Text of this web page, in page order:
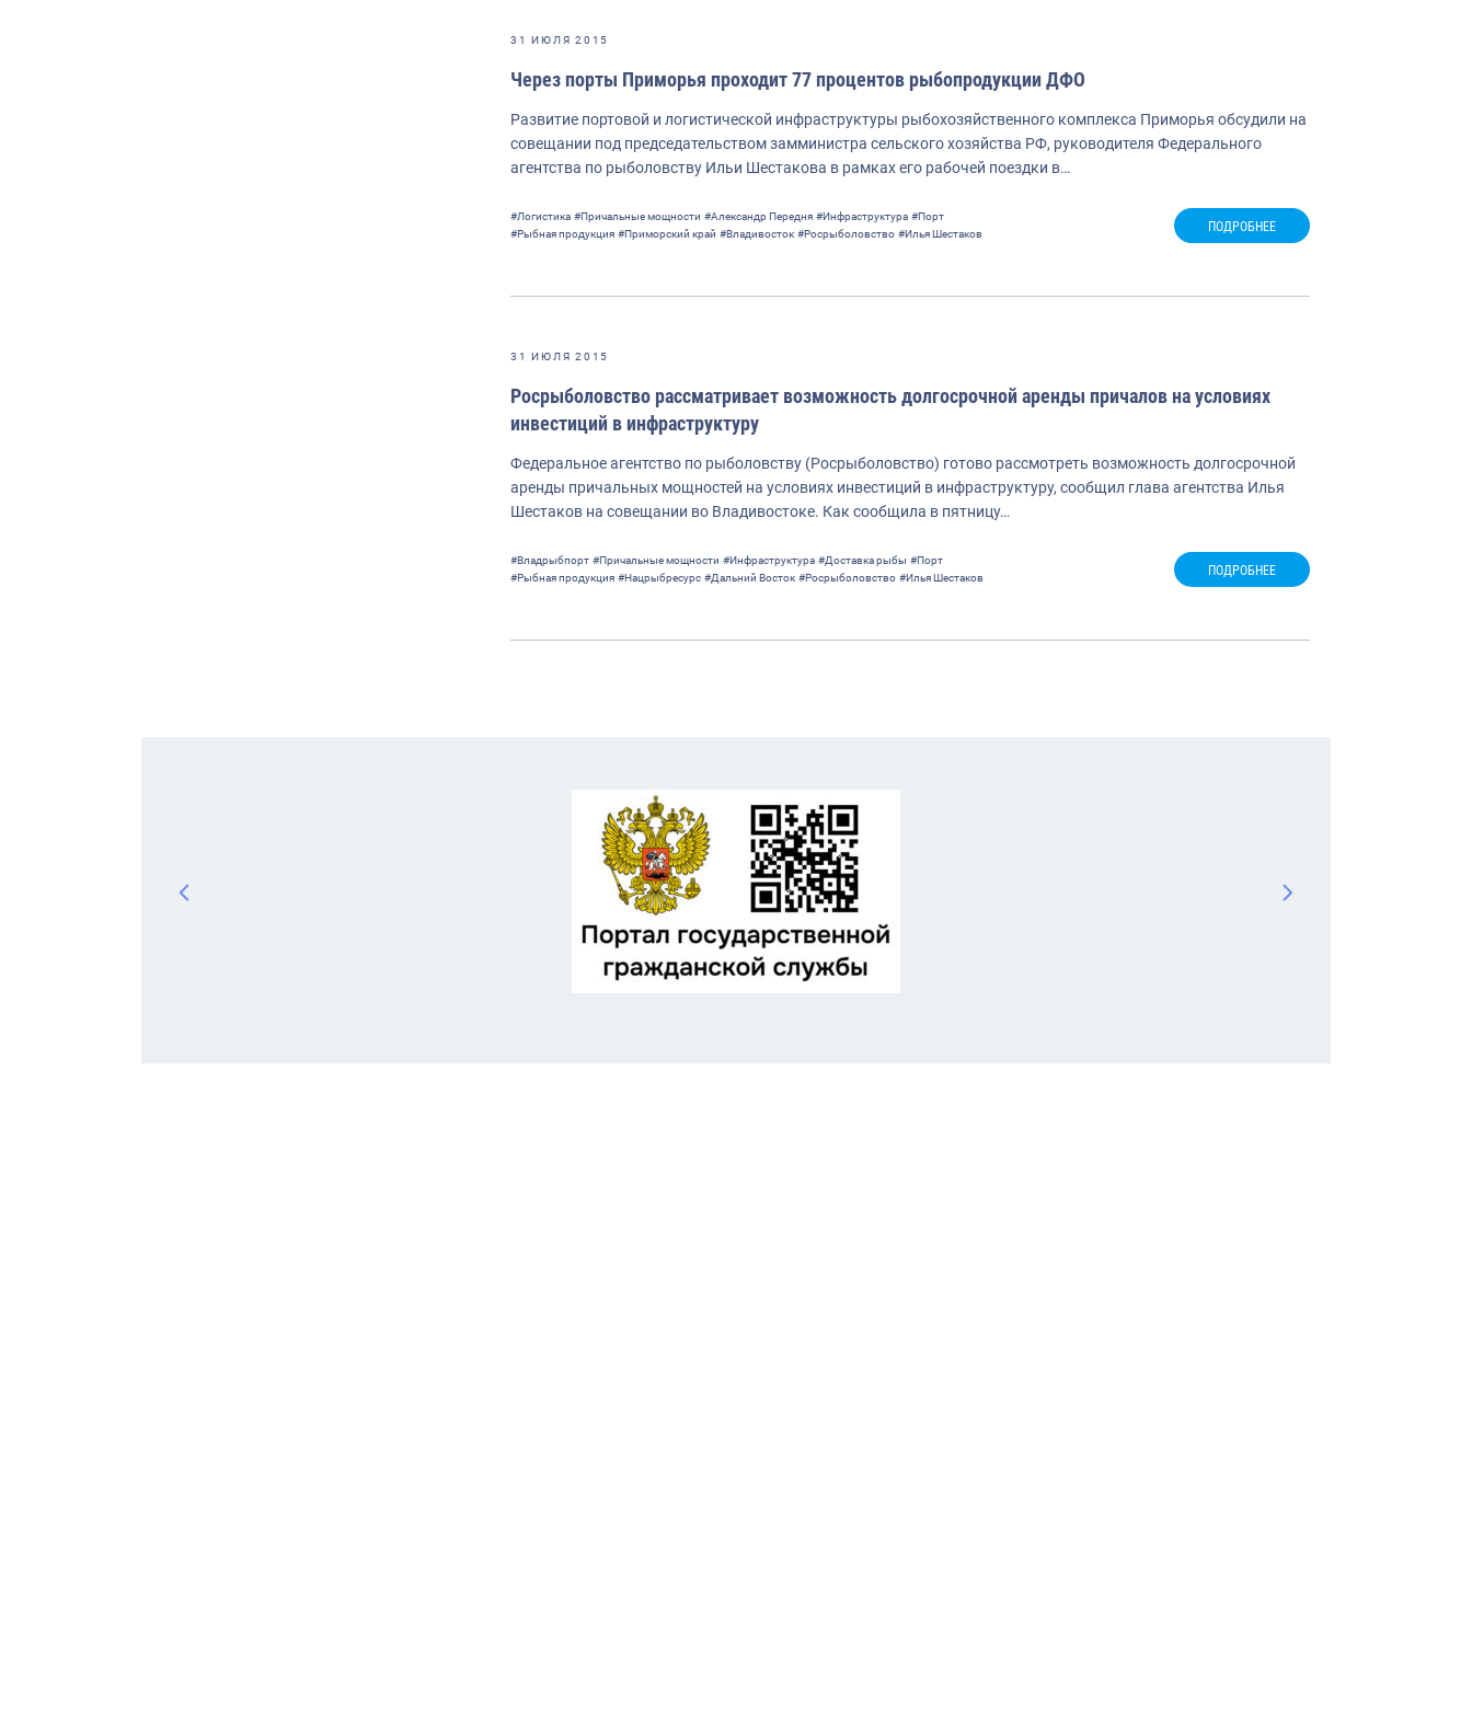
31 ИЮЛЯ 2015
Через порты Приморья проходит 77 процентов рыбопродукции ДФО
Развитие портовой и логистической инфраструктуры рыбохозяйственного комплекса Приморья обсудили на
совещании под председательством замминистра сельского хозяйства РФ, руководителя Федерального
агентства по рыболовству Ильи Шестакова в рамках его рабочей поездки в…
#Логистика #Причальные мощности #Александр Передня #Инфраструктура #Порт
#Рыбная продукция #Приморский край #Владивосток #Росрыболовство #Илья Шестаков ПОДРОБНЕЕ
31 ИЮЛЯ 2015
Росрыболовство рассматривает возможность долгосрочной аренды причалов на условиях
инвестиций в инфраструктуру
Федеральное агентство по рыболовству (Росрыболовство) готово рассмотреть возможность долгосрочной
аренды причальных мощностей на условиях инвестиций в инфраструктуру, сообщил глава агентства Илья
Шестаков на совещании во Владивостоке. Как сообщила в пятницу…
#Владрыбпорт #Причальные мощности #Инфраструктура #Доставка рыбы #Порт
#Рыбная продукция #Нацрыбресурс #Дальний Восток #Росрыболовство #Илья Шестаков ПОДРОБНЕЕ